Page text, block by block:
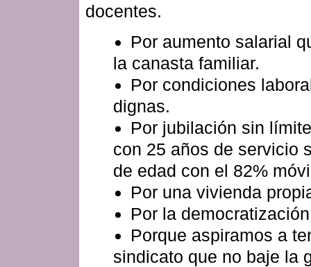
docentes.
Por aumento salarial
la canasta familiar.
Por condiciones
dignas.
Por jubilación sin
con 25 años de servicio
de edad con el 82%
Por una vivienda
Por la
Porque aspiramos a
sindicato que no baje la